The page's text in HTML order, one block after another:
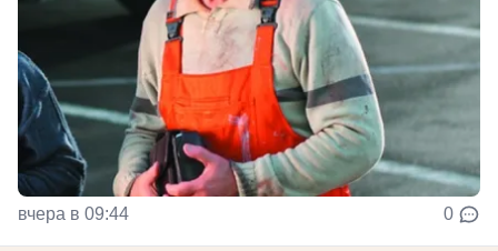
вчера в 09:44 0